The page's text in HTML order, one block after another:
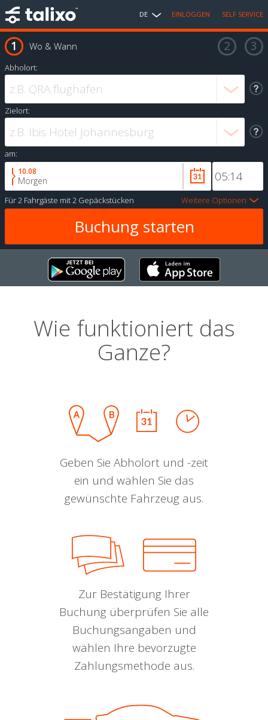
DE EINLOGGEN SELF SERVICE
Wo & Wann
Abholort:
Zielort:
am:
10.08
Morgen
Für2 Fahrgäste mit2 Gepäckstücken Weitere Optionen
Wie funktioniert das
Ganze?
Geben Sie Abholort und -zeit
ein und wählen Sie das
gewünschte Fahrzeug aus.
Zur Bestätigung Ihrer
Buchung überprüfen Sie alle
Buchungsangaben und
wählen Ihre bevorzugte
Zahlungsmethode aus.